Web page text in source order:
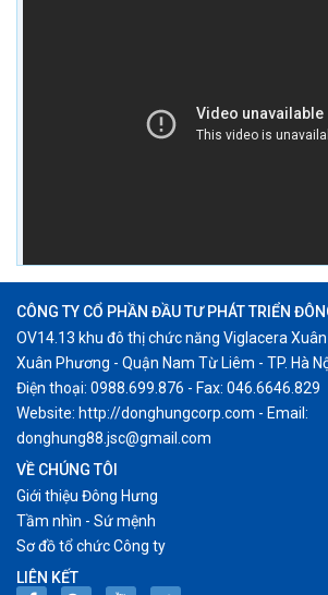
CÔNG TY CỔ PHẦN ĐẦU TƯ PHÁT TRIỂN
OV14.13 khu đô thị chức năng Viglacera
Xuân Phương - Quận Nam Từ Liêm - TP. Hà
Điện thoại: 0988.699.876 - Fax: 046.6646.829
Website: http://donghungcorp.com - Email:
donghung88.jsc@gmail.com
VỀ CHÚNG TÔI
Giới thiệu Đông Hưng
Tầm nhìn - Sứ mệnh
Sơ đồ tổ chức Công ty
LIÊN KẾT